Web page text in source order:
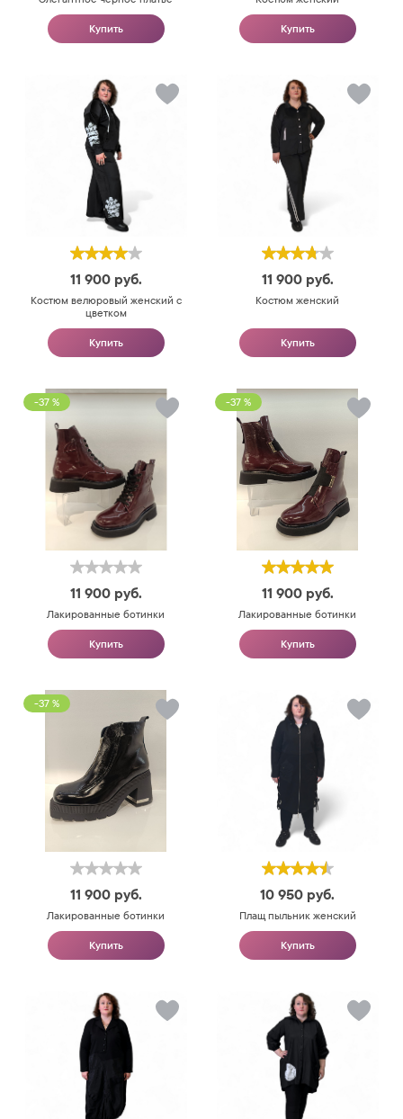
Купить Купить
11 900 руб.
Костюм велюровый женский с
цветком
Купить
11 900 руб.
Костюм женский
Купить
-37 %
11 900 руб.
Лакированные ботинки
Купить
-37 %
11 900 руб.
Лакированные ботинки
Купить
-37 %
11 900 руб.
Лакированные ботинки
Купить
10 950 руб.
Плащ пыльник женский
Купить